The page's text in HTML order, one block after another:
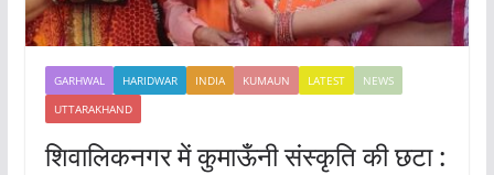
GARHWAL HARIDWAR INDIA KUMAUN LATEST
NEWS
UTTARAKHAND
शिवालिकनगर में कुमाऊँनी संस्कृति की छटा :